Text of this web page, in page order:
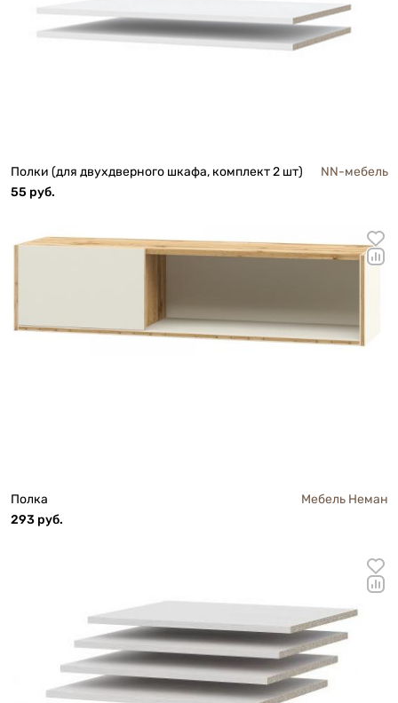
Полки (для двухдверного шкафа, комплект 2 шт)
NN-мебель
55 руб.
Полка
Мебель Неман
293 руб.